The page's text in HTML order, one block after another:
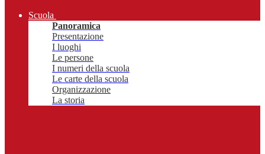
Scuola
Panoramica
Presentazione
I luoghi
Le persone
I numeri della scuola
Le carte della scuola
Organizzazione
La storia